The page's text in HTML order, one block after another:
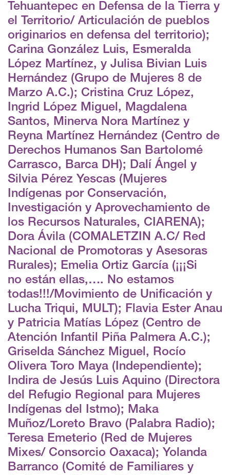
Tehuantepec en Defensa de la Tierra y
el Territorio/ Articulación de pueblos
originarios en defensa del territorio);
Carina González Luis, Esmeralda
López Martínez, y Julisa Bivian Luis
Hernández (Grupo de Mujeres 8 de
Marzo A.C.); Cristina Cruz López,
Ingrid López Miguel, Magdalena
Santos, Minerva Nora Martínez y
Reyna Martínez Hernández (Centro de
Derechos Humanos San Bartolomé
Carrasco, Barca DH); Dalí Ángel y
Silvia Pérez Yescas (Mujeres
Indígenas por Conservación,
Investigación y Aprovechamiento de
los Recursos Naturales, CIARENA);
Dora Ávila (COMALETZIN A.C/ Red
Nacional de Promotoras y Asesoras
Rurales); Emelia Ortiz García (¡¡¡Si
no están ellas,…. No estamos
todas!!!/Movimiento de Unificación y
Lucha Triqui, MULT); Flavia Ester Anau
y Patricia Matías López (Centro de
Atención Infantil Piña Palmera A.C.);
Griselda Sánchez Miguel, Rocío
Olivera Toro Maya (Independiente);
Indira de Jesús Luis Aquino (Directora
del Refugio Regional para Mujeres
Indígenas del Istmo); Maka
Muñoz/Loreto Bravo (Palabra Radio);
Teresa Emeterio (Red de Mujeres
Mixes/ Consorcio Oaxaca); Yolanda
Barranco (Comité de Familiares y